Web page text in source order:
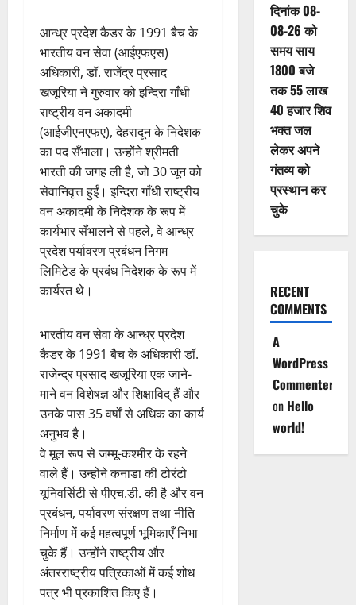
आन्‍ध्र प्रदेश कैडर के 1991 बैच के
भारतीय वन सेवा (आईएफएस)
अधिकारी, डॉ. राजेंद्र प्रसाद
खजूरिया ने गुरुवार को इन्‍दिरा गाँधी
राष्ट्रीय वन अकादमी
(आईजीएनएफए), देहरादून के निदेशक
का पद सँभाला। उन्होंने श्रीमती
भारती की जगह ली है, जो 30 जून को
सेवानिवृत्त हुईं। इन्‍दिरा गाँधी राष्ट्रीय
वन अकादमी के निदेशक के रूप में
कार्यभार सँभालने से पहले, वे आन्‍ध्र
प्रदेश पर्यावरण प्रबंधन निगम
लिमिटेड के प्रबंध निदेशक के रूप में
कार्यरत थे।
भारतीय वन सेवा के आन्‍ध्र प्रदेश
कैडर के 1991 बैच के अधिकारी डॉ.
राजेन्‍द्र प्रसाद खजूरिया एक जाने-
माने वन विशेषज्ञ और शिक्षाविद् हैं और
उनके पास 35 वर्षों से अधिक का कार्य
अनुभव है।
वे मूल रूप से जम्मू-कश्मीर के रहने
वाले हैं। उन्होंने कनाडा की टोरंटो
यूनिवर्सिटी से पीएच.डी. की है और वन
प्रबंधन, पर्यावरण संरक्षण तथा नीति
निर्माण में कई महत्वपूर्ण भूमिकाएँ निभा
चुके हैं। उन्होंने राष्ट्रीय और
अंतरराष्ट्रीय पत्रिकाओं में कई शोध
पत्र भी प्रकाशित किए हैं।
दिनांक 08-
08-26 को
समय साय
1800 बजे
तक 55 लाख
40 हजार शिव
भक्त जल
लेकर अपने
गंतव्य को
प्रस्थान कर
चुके
RECENT
COMMENTS
A
WordPress
Commenter
on Hello
world!